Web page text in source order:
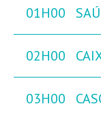
01H00
02H00
03H00